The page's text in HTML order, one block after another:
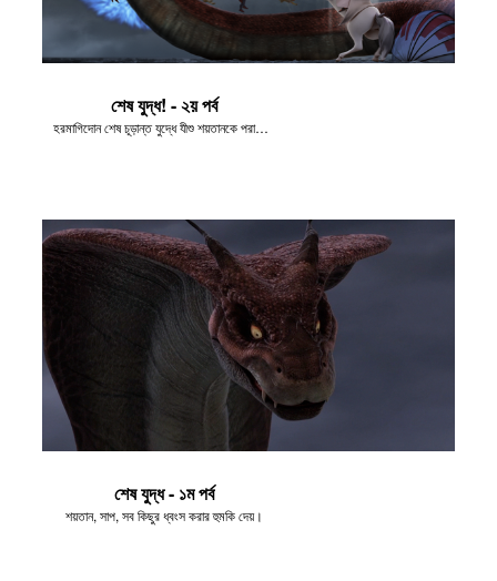
শেষ যুদ্ধ! - ২য় পর্ব
হরমাগিদোন শেষ চূড়ান্ত যুদ্ধে যীশু শয়তানকে পরাজিত করেন।
শেষ যুদ্ধ - ১ম পর্ব
শয়তান, সাপ, সব কিছুর ধ্বংস করার হুমকি দেয়।